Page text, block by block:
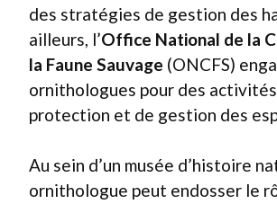
des stratégies de gestion des
ailleurs, l’Office National de la
la Faune Sauvage (ONCFS)
ornithologues pour des
protection et de gestion des
Au sein d’un musée d’histoire
ornithologue peut endosser le